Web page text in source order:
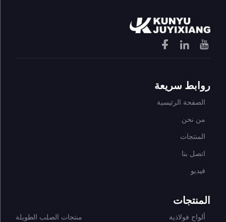
روابط سريعة
الصفحة الرئيسية
من نحن
المنتجات
اتصل بنا
فيديو
المنتجات
ألواح فولاذية
منتجات الصلب الطويلة